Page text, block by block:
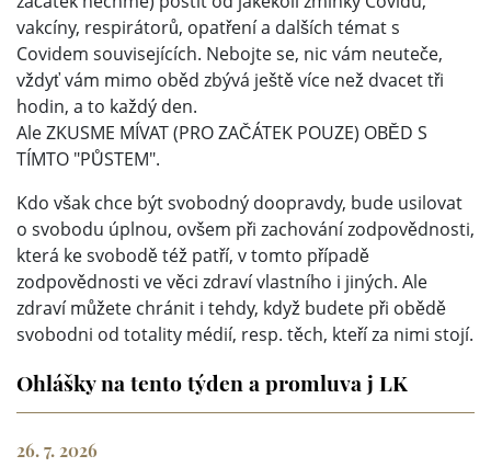
vakcíny, respirátorů, opatření a dalších témat s
Covidem souvisejících. Nebojte se, nic vám neuteče,
vždyť vám mimo oběd zbývá ještě více než dvacet tři
hodin, a to každý den.
Ale ZKUSME MÍVAT (PRO ZAČÁTEK POUZE) OBĚD S
TÍMTO "PŮSTEM".
Kdo však chce být svobodný doopravdy, bude usilovat
o svobodu úplnou, ovšem při zachování zodpovědnosti,
která ke svobodě též patří, v tomto případě
zodpovědnosti ve věci zdraví vlastního i jiných. Ale
zdraví můžete chránit i tehdy, když budete při obědě
svobodni od totality médií, resp. těch, kteří za nimi stojí.
Ohlášky na tento týden a promluva j LK
26. 7. 2026